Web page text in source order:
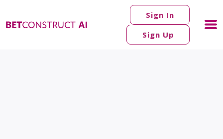
Sign In
Sign Up